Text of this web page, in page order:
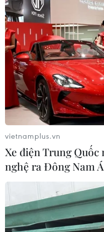
TIN CÙNG
Đà Nẵng tìm "lời giải
ninh nguồn nước
08/08/2026 05:05
Sơn La công bố tình
về thiên tai với hai xã
08/08/2026 03:53
vietnamplus.vn
Xe điện Trung Quốc
nghệ ra Đông Nam Á